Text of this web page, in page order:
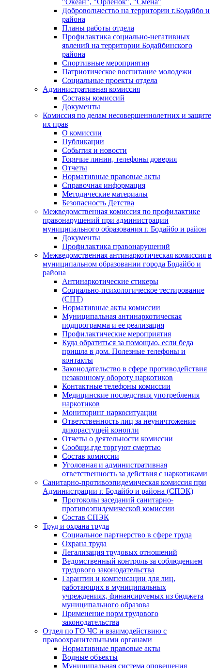
"Океан", "Орленок", "Смена"
Добровольчество на территории г.Бодайбо и
района
Планы работы отдела
Профилактика социально-негативных
явлений на территории Бодайбинского
района
Спортивные мероприятия
Патриотическое воспитание молодежи
Социальные проекты отдела
Административная комиссия
Составы комиссий
Документы
Комиссия по делам несовершеннолетних и защите
их прав
О комиссии
Публикации
События и новости
Горячие линии, телефоны доверия
Отчеты
Нормативные правовые акты
Справочная информация
Методические материалы
Безопасность Детства
Межведомственная комиссия по профилактике
правонарушений при администрации
муниципального образования г. Бодайбо и район
Документы
Профилактика правонарушений
Межведомственная антинаркотическая комиссия в
муниципальном образовании города Бодайбо и
района
Антинаркотические стикеры
Социально-психологическое тестирование
(СПТ)
Нормативные акты комиссии
Муниципальная антинаркотическая
подпрограмма и ее реализация
Профилактические мероприятия
Куда обратиться за помощью, если беда
пришла в дом. Полезные телефоны и
контакты
Законодательство в сфере противодействия
незаконному обороту наркотиков
Контактные телефоны комиссии
Медицинские последствия употребления
наркотиков
Мониторинг наркоситуации
Ответственность лиц за неуничтожение
дикорастущей конопли
Отчеты о деятельности комиссии
Сообщи,где торгуют смертью
Состав комиссии
Уголовная и административная
ответственность за действия с наркотиками
Санитарно-противоэпидемическая комиссия при
Администрации г. Бодайбо и района (СПЭК)
Протоколы заседаний санитарно-
противоэпидемической комиссии
Состав СПЭК
Труд и охрана труда
Социальное партнерство в сфере труда
Охрана труда
Легализация трудовых отношений
Ведомственный контроль за соблюдением
трудового законодательства
Гарантии и компенсации для лиц,
работающих в муниципальных
учреждениях, финансируемых из бюджета
муниципального образова
Применение норм трудового
законодательства
Отдел по ГО ЧС и взаимодействию с
правоохранительными органами
Нормативные правовые акты
Водные объекты
Муниципальная система оповещения